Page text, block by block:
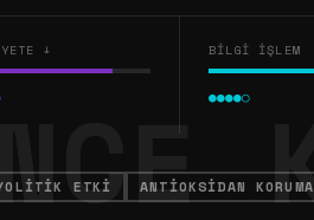
↓ BILGI İŞLEM
●●●●○
ETKI ANTIOKSIDAN KORUMA